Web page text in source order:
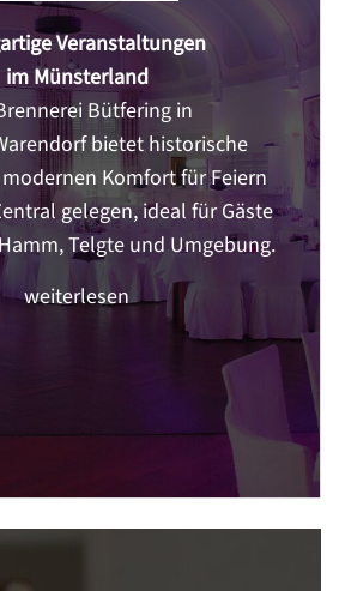
Veranstaltungen
im Münsterland
Bütfering in
bietet historische
Komfort für Feiern
gelegen, ideal für Gäste
Telgte und Umgebung.
weiterlesen